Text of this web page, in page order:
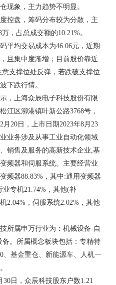
现象，主力趋势不明显。
盘，筹码分布较为分散，主
，占总成交额的10.21%。
均交易成本为46.06元，近期
且集中度渐增；目前股价靠近
意支撑位处反弹，若跌破支撑位
下跌行情。
上海众辰电子科技股份有限
江区泖港镇叶新公路3768号，
月20日，上市日期2023年8月23
业务涉及从事工业自动化领域
销售及服务的高新技术企业,基
频器和伺服系统。主要经营业
频器88.83%，其中:通用变频器
业专机21.74%，其他(补
2.04%，伺服系统2.02%，其他
属申万行业为：机械设备-自
备。所属概念板块包括：专精特
、基金重仓、新能源车、人机一
日，众辰科技股东户数1.21